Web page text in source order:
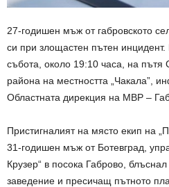
27-годишен мъж от габровското
си при злощастен пътен
събота, около 19:10 часа, на пътя
района на местността „Чакала”,
Областната дирекция на МВР –
Пристигналият на място екип на
31-годишен мъж от Ботевград,
Крузер“ в посока Габрово,
заведение и пресичащ пътното